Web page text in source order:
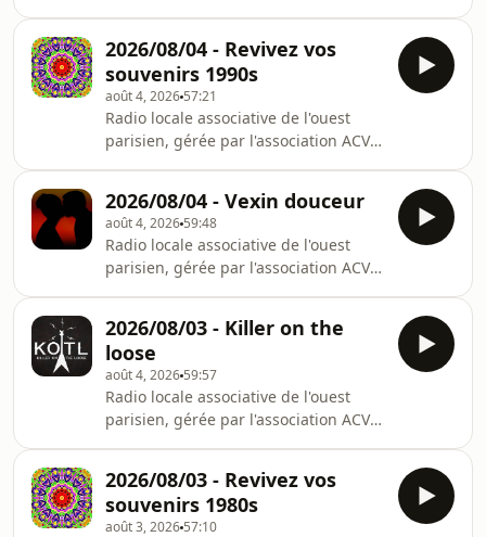
rvvs.fr.
2026/08/04 - Revivez vos
souvenirs 1990s
août 4, 2026 57:21
Radio locale associative de l'ouest
parisien, gérée par l'association ACVS.
rvvs.fr.
2026/08/04 - Vexin douceur
août 4, 2026 59:48
Radio locale associative de l'ouest
parisien, gérée par l'association ACVS.
rvvs.fr.
2026/08/03 - Killer on the
loose
août 4, 2026 59:57
Radio locale associative de l'ouest
parisien, gérée par l'association ACVS.
rvvs.fr.
2026/08/03 - Revivez vos
souvenirs 1980s
août 3, 2026 57:10